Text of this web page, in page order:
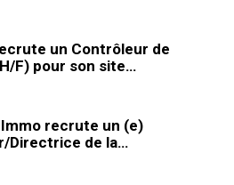
un Contrôleur de
F) pour son site…
Immo recrute un (e)
Directrice de la…